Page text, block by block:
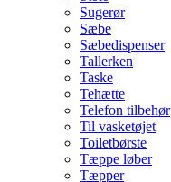
Sugerør
Sæbe
Sæbedispenser
Tallerken
Taske
Tehætte
Telefon tilbehør
Til vasketøjet
Toiletbørste
Tæppe løber
Tæpper